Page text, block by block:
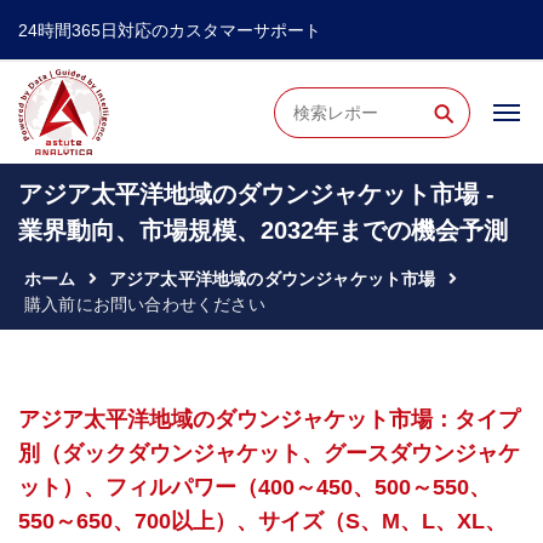
24時間365日対応のカスタマーサポート
⚲
アジア太平洋地域のダウンジャケット市場 -
業界動向、市場規模、2032年までの機会予測
ホーム
アジア太平洋地域のダウンジャケット市場
購入前にお問い合わせください
アジア太平洋地域のダウンジャケット市場：タイプ
別（ダックダウンジャケット、グースダウンジャケ
ット）、フィルパワー（400～450、500～550、
550～650、700以上）、サイズ（S、M、L、XL、